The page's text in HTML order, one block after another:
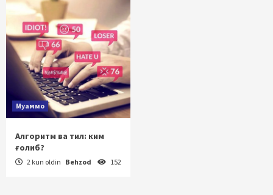
Муаммо
Алгоритм ва тил: ким
ғолиб?
2 kun oldin Behzod 152